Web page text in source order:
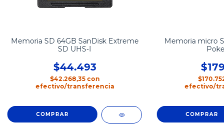
Memoria SD 64GB SanDisk Extreme
SD UHS-I
$44.493
$42.268,35 con
efectivo/transferencia
Memoria micro
efectivo/